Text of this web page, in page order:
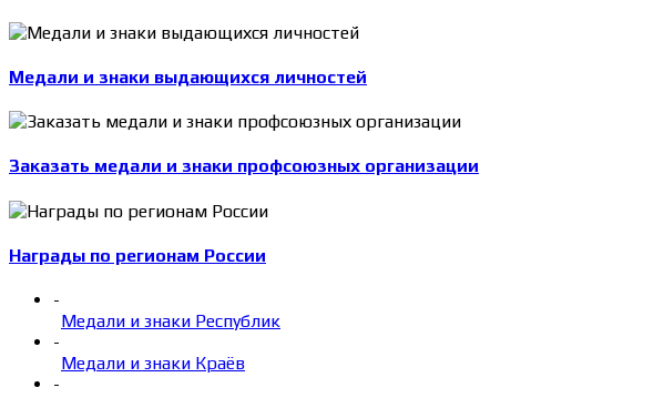
Медали и знаки выдающихся личностей
Заказать медали и знаки профсоюзных организации
Награды по регионам России
-
Медали и знаки Республик
-
Медали и знаки Краёв
-